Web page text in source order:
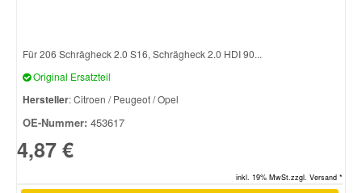
Für 206 Schrägheck 2.0 S16, Schrägheck 2.0 HDI 90...
Original Ersatzteil
Hersteller: Citroen / Peugeot / Opel
OE-Nummer: 453617
4,87 €
inkl. 19% MwSt.zzgl. Versand *